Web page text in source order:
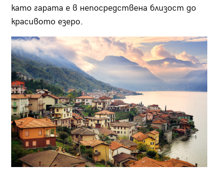
като гарата е в непосредствена близост до
красивото езеро.